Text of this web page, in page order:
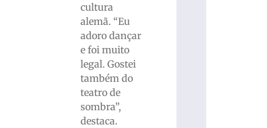
cultura
alemã. “Eu
adoro dançar
e foi muito
legal. Gostei
também do
teatro de
sombra”,
destaca.